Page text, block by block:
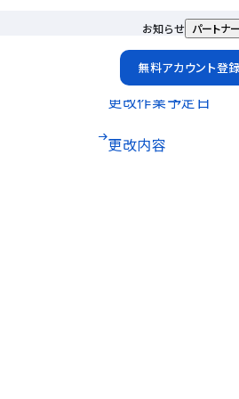
お知らせ パートナ
無料アカウント登録
更改作業予定日
更改内容